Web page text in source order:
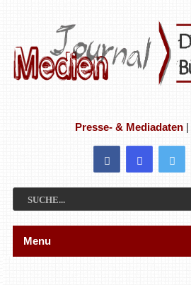
Presse- & Mediadaten|
Menu